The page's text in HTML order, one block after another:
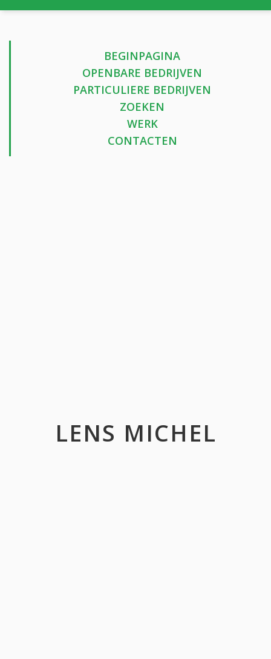
BEGINPAGINA
OPENBARE BEDRIJVEN
PARTICULIERE BEDRIJVEN
ZOEKEN
WERK
CONTACTEN
LENS MICHEL